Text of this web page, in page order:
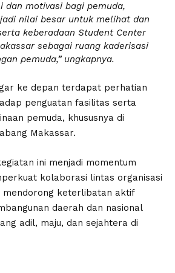
dan motivasi bagi pemuda,
nilai besar untuk melihat dan
keberadaan Student Center
sebagai ruang kaderisasi
pemuda,” ungkapnya.
ke depan terdapat perhatian
penguatan fasilitas serta
pemuda, khususnya di
Makassar.
ini menjadi momentum
kolaborasi lintas organisasi
mendorong keterlibatan aktif
daerah dan nasional
adil, maju, dan sejahtera di